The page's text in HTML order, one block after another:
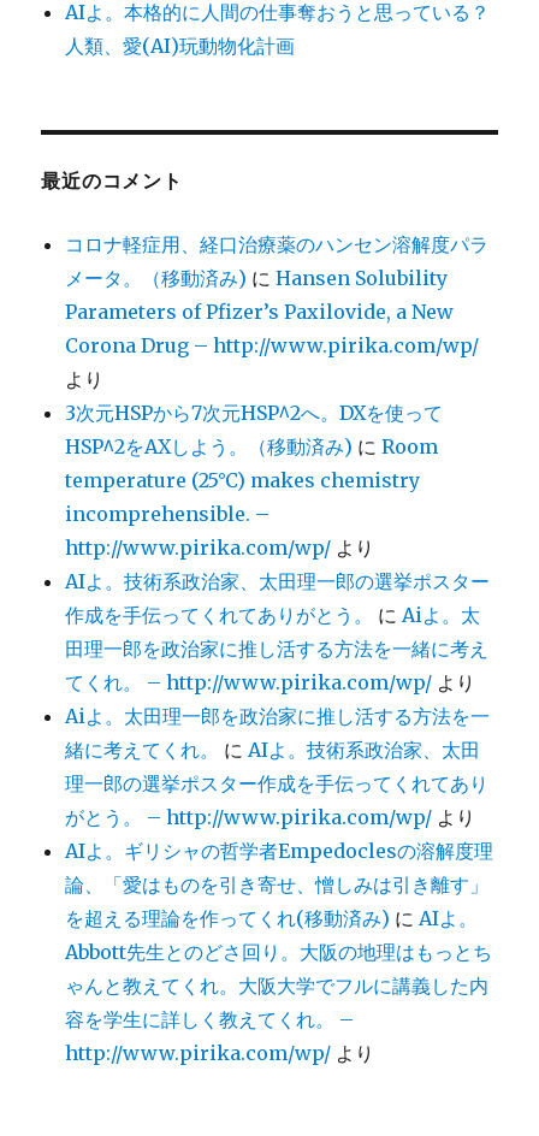
AIよ。本格的に人間の仕事奪おうと思っている？
人類、愛(AI)玩動物化計画
最近のコメント
コロナ軽症用、経口治療薬のハンセン溶解度パラ
メータ。（移動済み) にHansen Solubility
Parameters of Pfizer’s Paxilovide, a New
Corona Drug – http://www.pirika.com/wp/
より
3次元HSPから7次元HSP^2へ。DXを使って
HSP^2をAXしよう。（移動済み) にRoom
temperature (25°C) makes chemistry
incomprehensible. –
http://www.pirika.com/wp/ より
AIよ。技術系政治家、太田理一郎の選挙ポスター
作成を手伝ってくれてありがとう。
に Aiよ。太
田理一郎を政治家に推し活する方法を一緒に考え
てくれ。 – http://www.pirika.com/wp/ より
Aiよ。太田理一郎を政治家に推し活する方法を一
緒に考えてくれ。
に AIよ。技術系政治家、太田
理一郎の選挙ポスター作成を手伝ってくれてあり
がとう。 – http://www.pirika.com/wp/ より
AIよ。ギリシャの哲学者Empedoclesの溶解度理
論、「愛はものを引き寄せ、憎しみは引き離す」
を超える理論を作ってくれ(移動済み) に AIよ。
Abbott先生とのどさ回り。大阪の地理はもっとち
ゃんと教えてくれ。大阪大学でフルに講義した内
容を学生に詳しく教えてくれ。 –
http://www.pirika.com/wp/ より